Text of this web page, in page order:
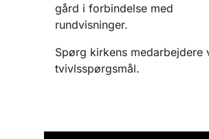
gård i forbindelse med
rundvisninger.
Spørg kirkens medarbejdere
tvivlsspørgsmål.